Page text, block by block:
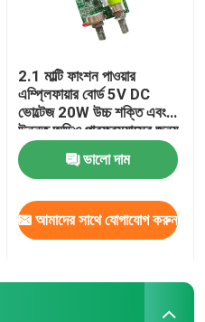
2.1 মাল্টি ফাংশন পাওয়ার
এম্প্লিফায়ার বোর্ড 5V DC
ভোল্টেজ 20W উচ্চ শক্তি এবং
উন্নত অডিও পারফরম্যান্সের জন্য
3A বর্তমান সহ
ভালো দাম
আমাদের সাথে যোগাযোগ করুন